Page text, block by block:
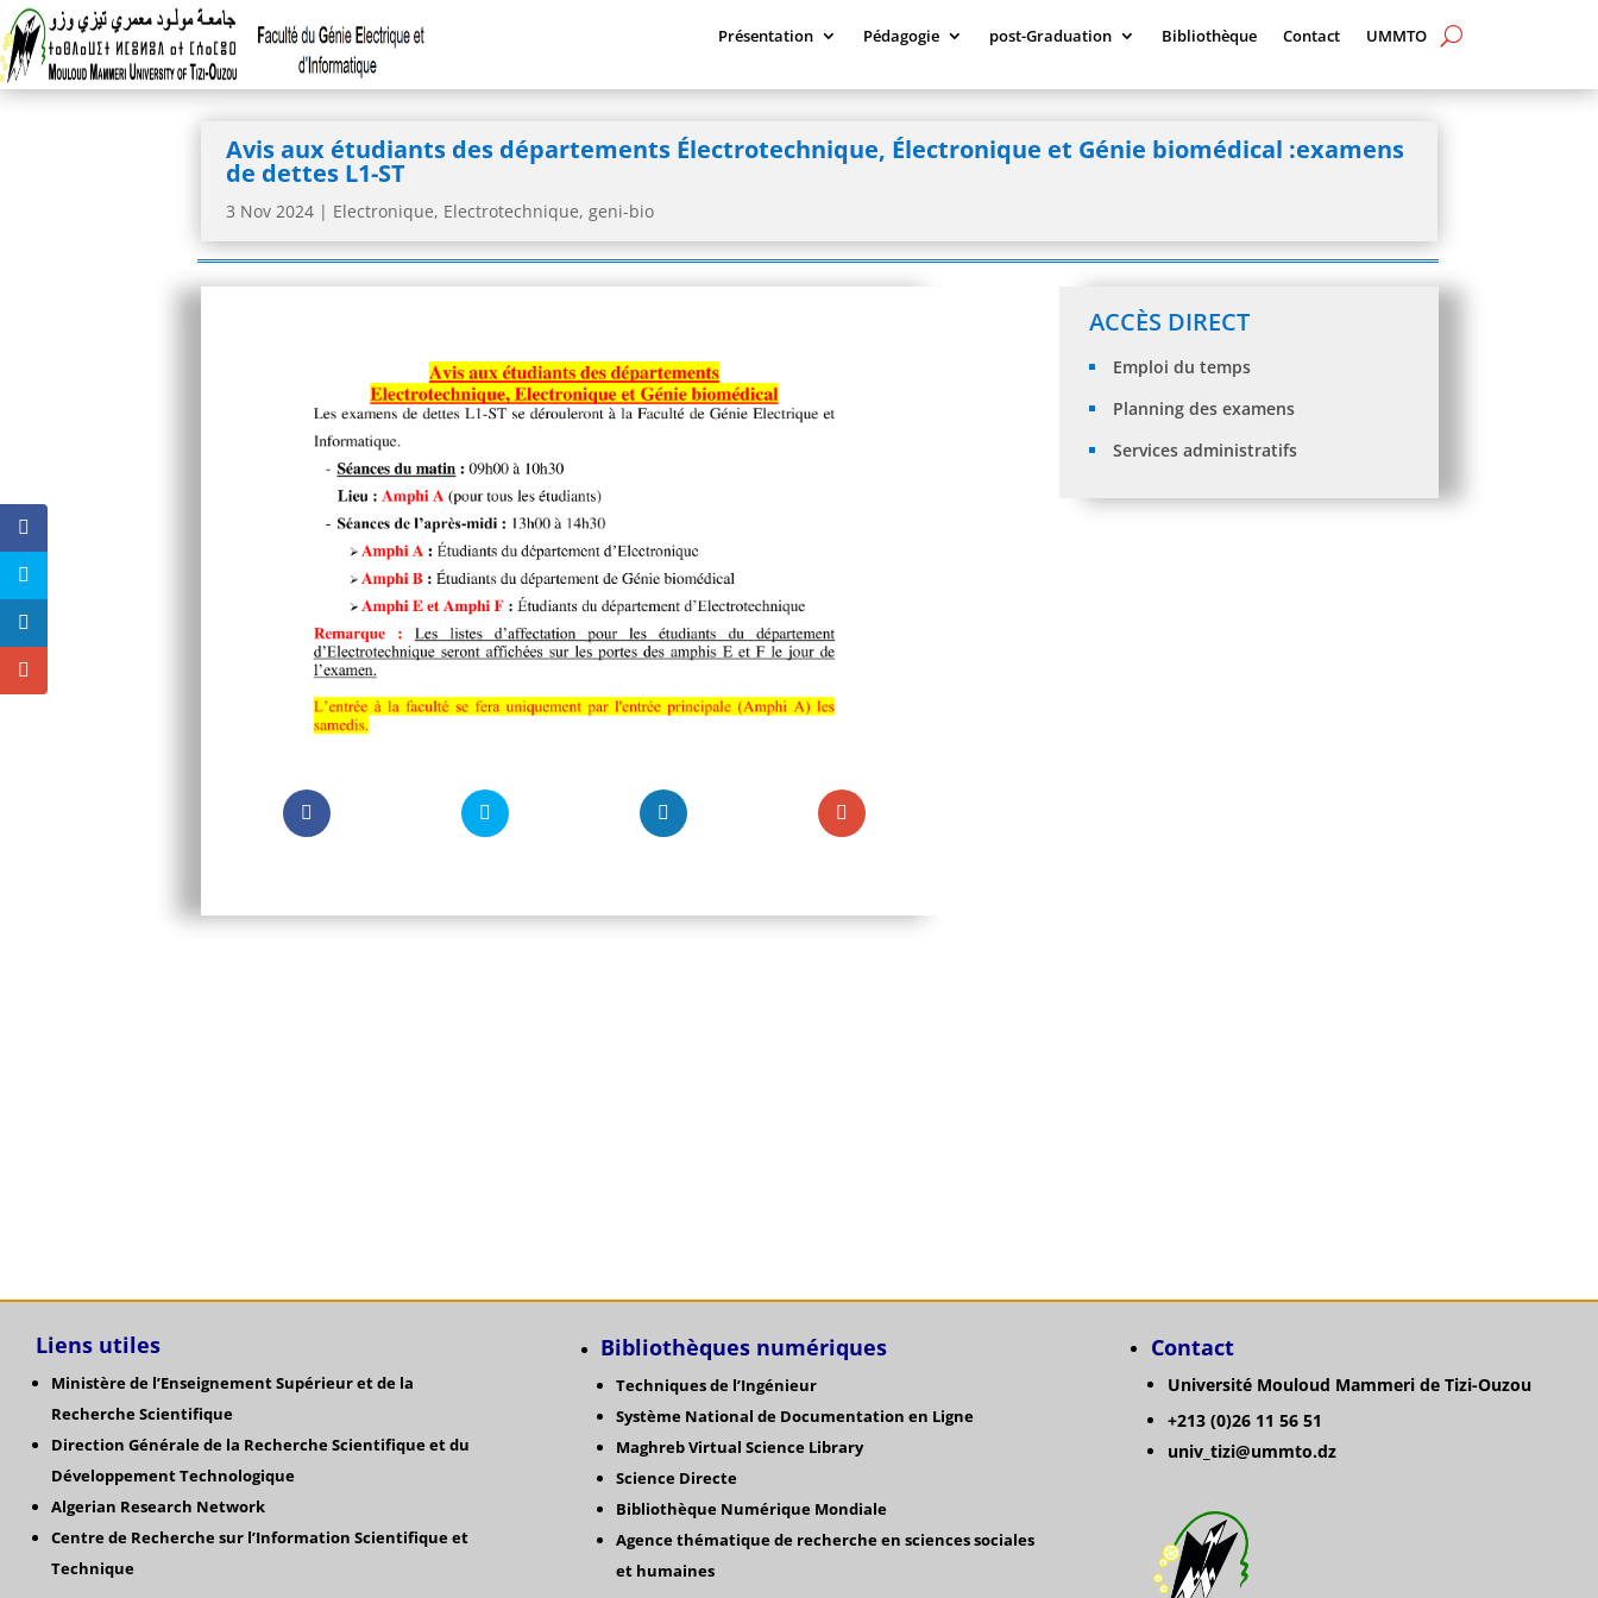
Présentation Pédagogie post-Graduation Bibliothèque Contact UMMTO
Avis aux étudiants des départements Électrotechnique, Électronique et Génie biomédical :examens
de dettes L1-ST
3 Nov 2024 | Electronique, Electrotechnique,geni-bio
ACCÈS DIRECT
Emploi du temps
Planning des examens
Services administratifs
Liens utiles
Ministère de l’Enseignement Supérieur et de la
Recherche Scientifique
Direction Générale de la Recherche Scientifiqueet du
Développement Technologique
Algerian Research Network
Centre de Recherche sur l’Information Scientifique et
Technique
Bibliothèques numériques
Techniques de l’Ingénieur
Système National de Documentation en Ligne
Maghreb Virtual Science Library
Science Directe
Bibliothèque Numérique Mondiale
Agence thématique de recherche en sciences sociales
et humaines
Contact
Université Mouloud Mammeri de Tizi-Ouzou
+213 (0)26 11 56 51
univ_tizi@ummto.dz